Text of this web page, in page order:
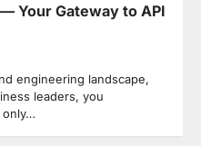
Your Gateway to API
engineering landscape,
leaders, you
only…